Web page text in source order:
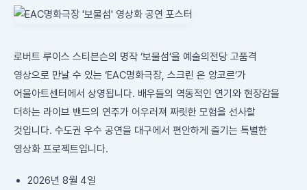
로버트 루이스 스티븐슨의 명작 ‘보물섬’을 예술의전당 고품격
영상으로 만날 수 있는 ‘EAC명화극장, 스크린 온 앙코르’가
어울아트센터에서 상영됩니다. 배우들의 역동적인 연기와 현장감을
더하는 라이브 밴드의 연주가 어우러져 짜릿한 모험을 선사할
것입니다. 수도권 우수 공연을 대구에서 편안하게 즐기는 특별한
영상화 프로젝트입니다.
2026년 8월 4일